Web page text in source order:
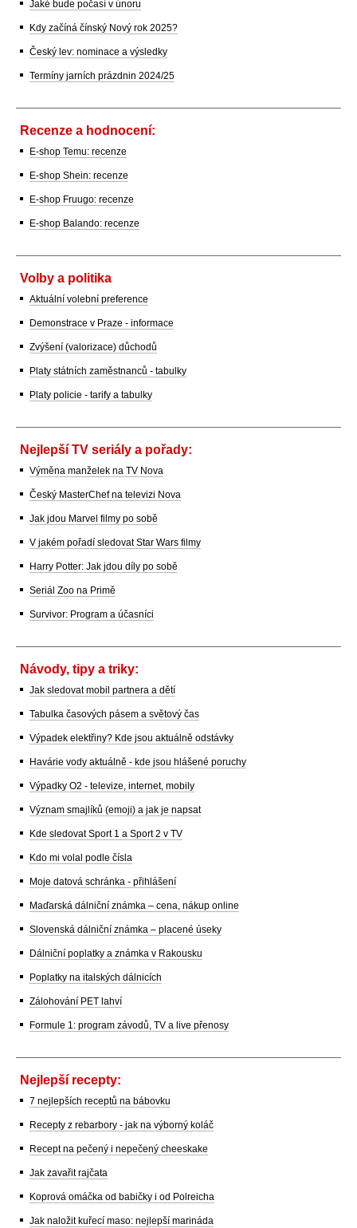
Jaké bude počasí v únoru
Kdy začíná čínský Nový rok 2025?
Český lev: nominace a výsledky
Termíny jarních prázdnin 2024/25
Recenze a hodnocení:
E-shop Temu: recenze
E-shop Shein: recenze
E-shop Fruugo: recenze
E-shop Balando: recenze
Volby a politika
Aktuální volební preference
Demonstrace v Praze - informace
Zvýšení (valorizace) důchodů
Platy státních zaměstnanců - tabulky
Platy policie - tarify a tabulky
Nejlepší TV seriály a pořady:
Výměna manželek na TV Nova
Český MasterChef na televizi Nova
Jak jdou Marvel filmy po sobě
V jakém pořadí sledovat Star Wars filmy
Harry Potter: Jak jdou díly po sobě
Seriál Zoo na Primě
Survivor: Program a účasníci
Návody, tipy a triky:
Jak sledovat mobil partnera a dětí
Tabulka časových pásem a světový čas
Výpadek elektřiny? Kde jsou aktuálně odstávky
Havárie vody aktuálně - kde jsou hlášené poruchy
Výpadky O2 - televize, internet, mobily
Význam smajlíků (emoji) a jak je napsat
Kde sledovat Sport 1 a Sport 2 v TV
Kdo mi volal podle čísla
Moje datová schránka - přihlášení
Maďarská dálniční známka – cena, nákup online
Slovenská dálniční známka – placené úseky
Dálniční poplatky a známka v Rakousku
Poplatky na italských dálnicích
Zálohování PET lahví
Formule 1: program závodů, TV a live přenosy
Nejlepší recepty:
7 nejlepších receptů na bábovku
Recepty z rebarbory - jak na výborný koláč
Recept na pečený i nepečený cheeskake
Jak zavařit rajčata
Koprová omáčka od babičky i od Polreicha
Jak naložit kuřecí maso: nejlepší marináda